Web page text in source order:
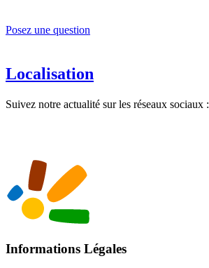
Posez une question
Localisation
Suivez notre actualité sur les réseaux sociaux :
Informations Légales